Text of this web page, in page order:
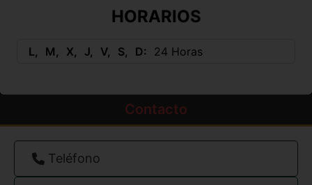
HORARIOS
L M X J V S D 24 Horas
Contacto
Teléfono